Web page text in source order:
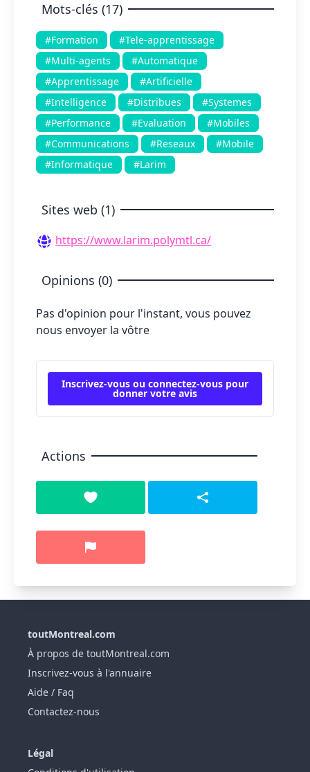
Mots-clés (17)
#Formation
#Tele-apprentissage
#Multi-agents
#Automatique
#Apprentissage
#Artificielle
#Intelligence
#Distribues
#Systemes
#Performance
#Evaluation
#Mobiles
#Communications
#Reseaux
#Mobile
#Informatique
#Larim
Sites web (1)
https://www.larim.polymtl.ca/
Opinions (0)
Pas d'opinion pour l'instant, vous pouvez
nous envoyer la vôtre
Inscrivez-vous ou connectez-vous pour
donner votre avis
Actions
toutMontreal.com
À propos de toutMontreal.com
Inscrivez-vous à l'annuaire
Aide / Faq
Contactez-nous
Légal